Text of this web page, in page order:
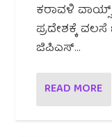
ಕರಾವಳಿ ವಾಯ್ಸ್
ಪ್ರದೇಶಕ್ಕೆ
ಜಿಪಿಎಸ್...
READ MORE